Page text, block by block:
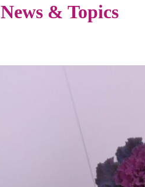
News & Topics